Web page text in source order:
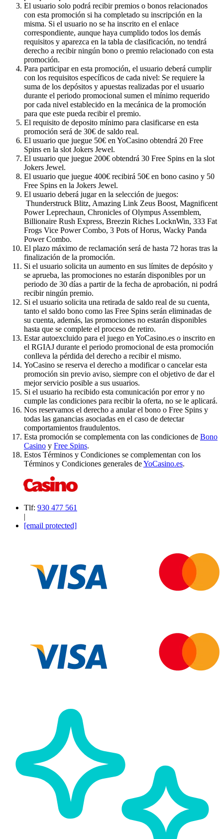
El usuario solo podrá recibir premios o bonos relacionados
con esta promoción si ha completado su inscripción en la
misma. Si el usuario no se ha inscrito en el enlace
correspondiente, aunque haya cumplido todos los demás
requisitos y aparezca en la tabla de clasificación, no tendrá
derecho a recibir ningún bono o premio relacionado con esta
promoción.
Para participar en esta promoción, el usuario deberá cumplir
con los requisitos específicos de cada nivel: Se requiere la
suma de los depósitos y apuestas realizadas por el usuario
durante el periodo promocional sumen el mínimo requerido
por cada nivel establecido en la mecánica de la promoción
para que este pueda recibir el premio.
El requisito de deposito mínimo para clasificarse en esta
promoción será de 30€ de saldo real.
El usuario que juegue 50€ en YoCasino obtendrá 20 Free
Spins en la slot Jokers Jewel.
El usuario que juegue 200€ obtendrá 30 Free Spins en la slot
Jokers Jewel.
El usuario que juegue 400€ recibirá 50€ en bono casino y 50
Free Spins en la Jokers Jewel.
El usuario deberá jugar en la selección de juegos:
Thunderstruck Blitz, Amazing Link Zeus Boost, Magnificent
Power Leprechaun, Chronicles of Olympus Assemblem,
Billionaire Rush Express, Breezin Riches LocknWin, 333 Fat
Frogs Vice Power Combo, 3 Pots of Horus, Wacky Panda
Power Combo.
El plazo máximo de reclamación será de hasta 72 horas tras la
finalización de la promoción.
Si el usuario solicita un aumento en sus límites de depósito y
se aprueba, las promociones no estarán disponibles por un
periodo de 30 días a partir de la fecha de aprobación, ni podrá
recibir ningún premio.
Si el usuario solicita una retirada de saldo real de su cuenta,
tanto el saldo bono como las Free Spins serán eliminadas de
su cuenta, además, las promociones no estarán disponibles
hasta que se complete el proceso de retiro.
Estar autoexcluido para el juego en YoCasino.es o inscrito en
el RGIAJ durante el periodo promocional de esta promoción
conlleva la pérdida del derecho a recibir el mismo.
YoCasino se reserva el derecho a modificar o cancelar esta
promoción sin previo aviso, siempre con el objetivo de dar el
mejor servicio posible a sus usuarios.
Si el usuario ha recibido esta comunicación por error y no
cumple las condiciones para recibir la oferta, no se le aplicará.
Nos reservamos el derecho a anular el bono o Free Spins y
todas las ganancias asociadas en el caso de detectar
comportamientos fraudulentos.
Esta promoción se complementa con las condiciones de Bono
Casino y Free Spins.
Estos Términos y Condiciones se complementan con los
Términos y Condiciones generales deYoCasino.es.
Tlf: 930 477 561
|
[email protected]